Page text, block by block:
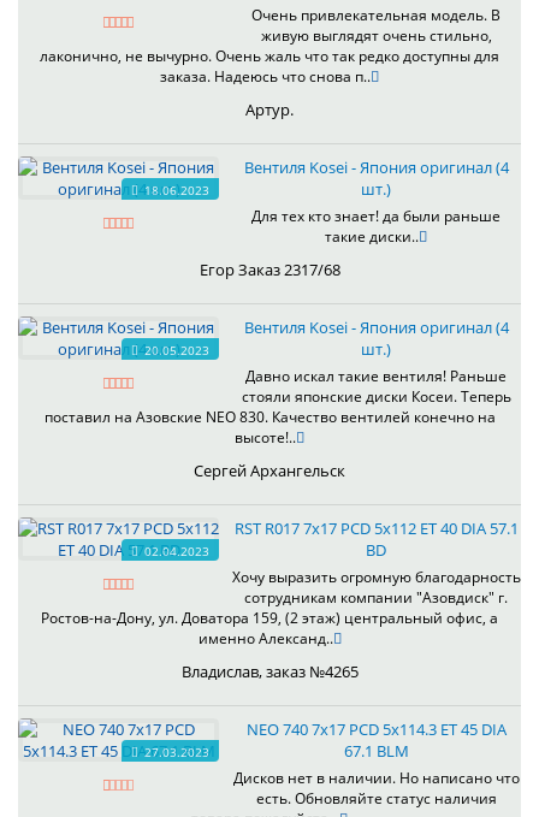
Очень привлекательная модель. В
живую выглядят очень стильно,
лаконично, не вычурно. Очень жаль что так редко доступны для
заказа. Надеюсь что снова п..
Артур.
18.06.2023
Вентиля Kosei - Япония оригинал (4
шт.)
Для тех кто знает! да были раньше
такие диски..
Егор Заказ 2317/68
20.05.2023
Вентиля Kosei - Япония оригинал (4
шт.)
Давно искал такие вентиля! Раньше
стояли японские диски Косеи. Теперь
поставил на Азовские NEO 830. Качество вентилей конечно на
высоте!..
Сергей Архангельск
02.04.2023
RST R017 7x17 PCD 5x112 ET 40 DIA 57.1
BD
Хочу выразить огромную благодарность
сотрудникам компании "Азовдиск" г.
Ростов-на-Дону, ул. Доватора 159, (2 этаж) центральный офис, а
именно Александ..
Владислав, заказ №4265
27.03.2023
NEO 740 7x17 PCD 5x114.3 ET 45 DIA
67.1 BLM
Дисков нет в наличии. Но написано что
есть. Обновляйте статус наличия